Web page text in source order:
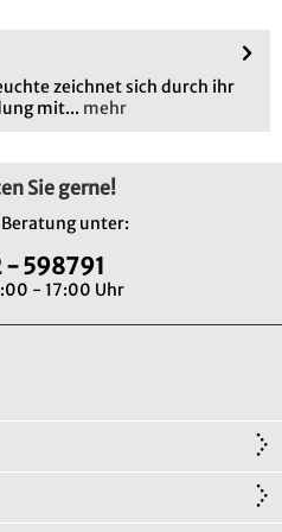
zeichnet sich durch ihr
mit... mehr
Sie gerne!
unter:
598791
- 17:00 Uhr